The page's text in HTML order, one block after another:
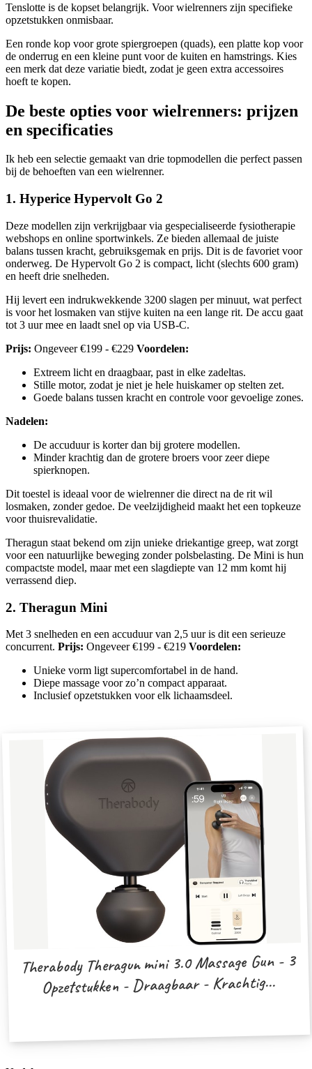
Tenslotte is de kopset belangrijk. Voor wielrenners zijn specifieke
opzetstukken onmisbaar.
Een ronde kop voor grote spiergroepen (quads), een platte kop voor
de onderrug en een kleine punt voor de kuiten en hamstrings. Kies
een merk dat deze variatie biedt, zodat je geen extra accessoires
hoeft te kopen.
De beste opties voor wielrenners: prijzen
en specificaties
Ik heb een selectie gemaakt van drie topmodellen die perfect passen
bij de behoeften van een wielrenner.
1. Hyperice Hypervolt Go 2
Deze modellen zijn verkrijgbaar via gespecialiseerde fysiotherapie
webshops en online sportwinkels. Ze bieden allemaal de juiste
balans tussen kracht, gebruiksgemak en prijs. Dit is de favoriet voor
onderweg. De Hypervolt Go 2 is compact, licht (slechts 600 gram)
en heeft drie snelheden.
Hij levert een indrukwekkende 3200 slagen per minuut, wat perfect
is voor het losmaken van stijve kuiten na een lange rit. De accu gaat
tot 3 uur mee en laadt snel op via USB-C.
Prijs: Ongeveer €199 - €229 Voordelen:
Extreem licht en draagbaar, past in elke zadeltas.
Stille motor, zodat je niet je hele huiskamer op stelten zet.
Goede balans tussen kracht en controle voor gevoelige zones.
Nadelen:
De accuduur is korter dan bij grotere modellen.
Minder krachtig dan de grotere broers voor zeer diepe
spierknopen.
Dit toestel is ideaal voor de wielrenner die direct na de rit wil
losmaken, zonder gedoe. De veelzijdigheid maakt het een topkeuze
voor thuisrevalidatie.
Theragun staat bekend om zijn unieke driekantige greep, wat zorgt
voor een natuurlijke beweging zonder polsbelasting. De Mini is hun
compactste model, maar met een slagdiepte van 12 mm komt hij
verrassend diep.
2. Theragun Mini
Met 3 snelheden en een accuduur van 2,5 uur is dit een serieuze
concurrent. Prijs: Ongeveer €199 - €219 Voordelen:
Unieke vorm ligt supercomfortabel in de hand.
Diepe massage voor zo’n compact apparaat.
Inclusief opzetstukken voor elk lichaamsdeel.
Therabody Theragun mini 3.0 Massage Gun - 3
Opzetstukken - Draagbaar - Krachtig...